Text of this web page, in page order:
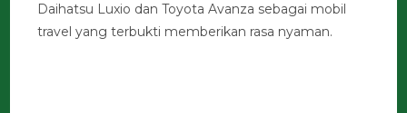
Daihatsu Luxio dan Toyota Avanza sebagai mobil
travel yang terbukti memberikan rasa nyaman.